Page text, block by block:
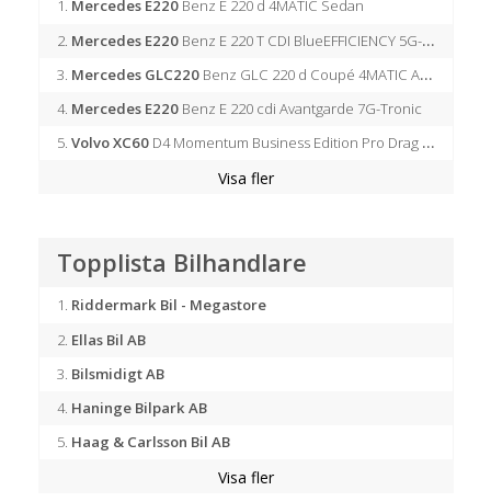
1. Mercedes E220 Benz E 220 d 4MATIC Sedan
2. Mercedes E220 Benz E 220 T CDI BlueEFFICIENCY 5G-Tronic Avantgarde
3. Mercedes GLC220 Benz GLC 220 d Coupé 4MATIC AMG TAKLUCKA DRAG BURMESTER
4. Mercedes E220 Benz E 220 cdi Avantgarde 7G-Tronic
5. Volvo XC60 D4 Momentum Business Edition Pro Drag SUPERDEAL
SEDAN CIS 1.6 VALVEMATIC MULTIDRIVE S
Benz S 350 d AMG 4-Matic Aut
Benz E 200 d 9G-Tronic Avantgarde Euro 6 1 ÄGARE
Benz AMG C 63 s|Sedan|Välbehållen|Burmester
2.2 SKYACTIV-D AWD VISION DRAG NAVI PDC KEYLESS BLIS
Topplista Bilhandlare
1. Riddermark Bil - Megastore
2. Ellas Bil AB
3. Bilsmidigt AB
4. Haninge Bilpark AB
5. Haag & Carlsson Bil AB
Landrins Bil Västervik